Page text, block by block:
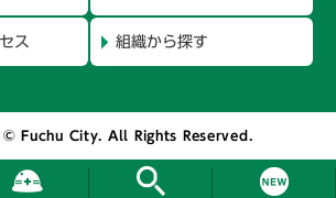
ス 組織から探す
Fuchu City. All Rights Reserved.